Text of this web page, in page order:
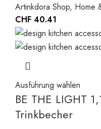
Artinkdora Shop, Home
CHF 40.41
Ausführung wählen
BE THE LIGHT
Trinkbecher